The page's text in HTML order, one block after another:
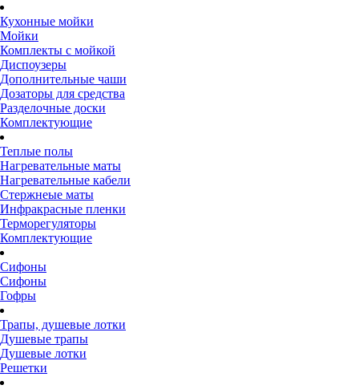
Кухонные мойки
Мойки
Комплекты с мойкой
Диспоузеры
Дополнительные чаши
Дозаторы для средства
Разделочные доски
Комплектующие
Теплые полы
Нагревательные маты
Нагревательные кабели
Стержнеые маты
Инфракрасные пленки
Терморегуляторы
Комплектующие
Сифоны
Сифоны
Гофры
Трапы, душевые лотки
Душевые трапы
Душевые лотки
Решетки